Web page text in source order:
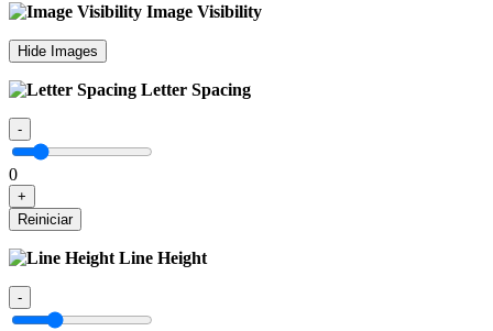
Image Visibility
Hide Images
Letter Spacing
-
0
+
Reiniciar
Line Height
-